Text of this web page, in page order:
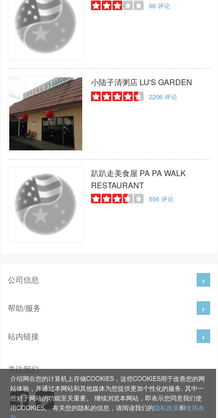
98评论
小陆子清粥店LU'S GARDEN
2206评论
趴趴走美食屋 PA PA WALK
RESTAURANT
556评论
介绍网在您的计算机上存储COOKIES，这些COOKIES用于改善您的网
站体验，并通过本网站和其他媒体为您提供更加个性化的服务, 其中一
些对于网站的功能至关重要。 继续浏览本网站，即表示您同意我们使
用COOKIES。 有关您的隐私的信息，请阅读我们的隐私政策和使用条
公司信息
帮助/服务
站内链接
关注我们